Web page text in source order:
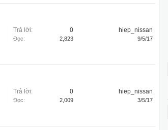
Trả lời: 0
Đọc: 2,823
hiep_nissan
9/5/17
Trả lời: 0
Đọc: 2,009
hiep_nissan
3/5/17